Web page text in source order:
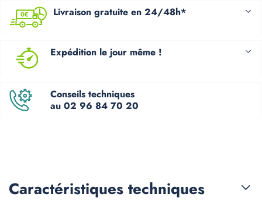
Livraison gratuite en 24/48h*
Expédition le jour même !
Conseils techniques
au 02 96 84 70 20
Caractéristiques techniques